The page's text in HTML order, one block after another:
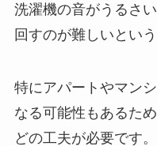
洗濯機の音がうるさ
回すのが難しいとい
特にアパートやマン
なる可能性もあるた
どの工夫が必要です。